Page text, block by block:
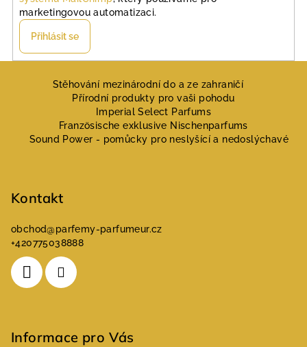
s
marketingovou automatizaci.
Přihlásit se
Stěhování mezinárodní do a ze zahraničí
Přírodní produkty pro vaši pohodu
Imperial Select Parfums
Französische exklusive Nischenparfums
Sound Power - pomůcky pro neslyšící a nedoslýchavé
Kontakt
obchod@parfemy-parfumeur.cz
+420775038888
Informace pro Vás